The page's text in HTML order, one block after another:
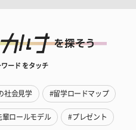
ード をタッチ
社会見学 #留学ロードマップ
輩ロールモデル #プレゼント